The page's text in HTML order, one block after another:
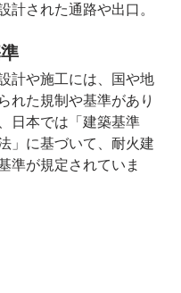
計された通路や出口。
計や施工には、国や地
れた規制や基準があり
日本では「建築基準
」に基づいて、耐火建
準が規定されていま